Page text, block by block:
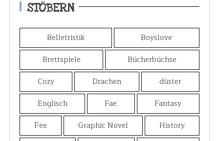
STÖBERN
Belletristik
Boyslove
Brettspiele
Bücherbüchse
Cozy
Drachen
düster
Englisch
Fae
Fantasy
Fee
Graphic Novel
History